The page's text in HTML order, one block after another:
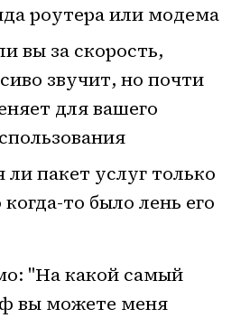
роутера или модема
вы за скорость,
звучит, но почти
для вашего
пакет услуг только
то было лень его
"На какой самый
вы можете меня